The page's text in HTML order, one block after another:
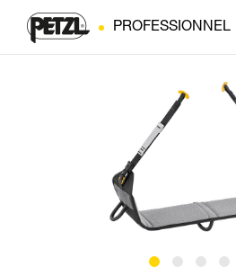
PROFESSIONNEL